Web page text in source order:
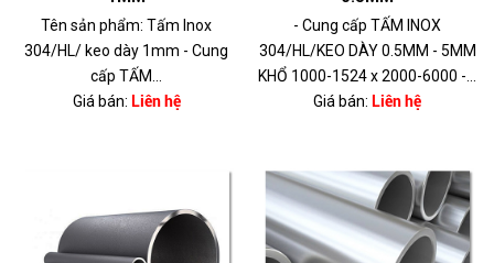
Tên sản phẩm: Tấm Inox
304/HL/ keo dày 1mm - Cung
cấp TẤM...
Giá bán: Liên hệ
- Cung cấp TẤM INOX
304/HL/KEO DÀY 0.5MM - 5MM
KHỔ 1000-1524 x 2000-6000 -...
Giá bán: Liên hệ